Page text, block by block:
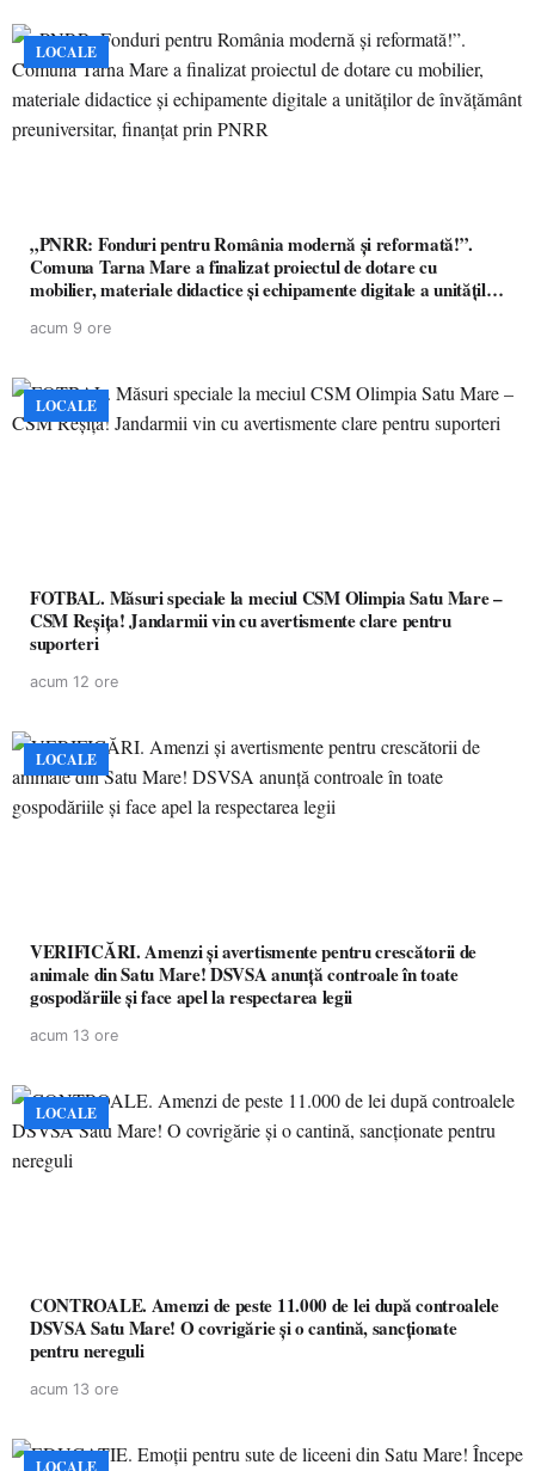
LOCALE
„PNRR: Fonduri pentru România modernă și reformată!”.
Comuna Tarna Mare a finalizat proiectul de dotare cu
mobilier, materiale didactice și echipamente digitale a unităților
acum 9 ore
LOCALE
FOTBAL. Măsuri speciale la meciul CSM Olimpia Satu Mare –
CSM Reșița! Jandarmii vin cu avertismente clare pentru
suporteri
acum 12 ore
LOCALE
VERIFICĂRI. Amenzi și avertismente pentru crescătorii de
animale din Satu Mare! DSVSA anunță controale în toate
gospodăriile și face apel la respectarea legii
acum 13 ore
LOCALE
CONTROALE. Amenzi de peste 11.000 de lei după controalele
DSVSA Satu Mare! O covrigărie și o cantină, sancționate
pentru nereguli
acum 13 ore
LOCALE